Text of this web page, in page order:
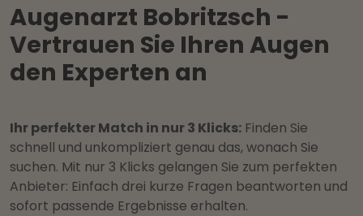
Augenarzt Bobritzsch -
Vertrauen Sie Ihren Augen
den Experten an
Ihr perfekter Match in nur 3 Klicks: Finden Sie
schnell und unkompliziert genau das, wonach Sie
suchen. Mit nur 3 Klicks gelangen Sie zum perfekten
Anbieter: Einfach drei kurze Fragen beantworten und
sofort passende Ergebnisse erhalten.